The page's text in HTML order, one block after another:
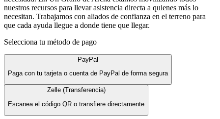
nuestros recursos para llevar asistencia directa a quienes más lo
necesitan. Trabajamos con aliados de confianza en el terreno para
que cada ayuda llegue a donde tiene que llegar.
Selecciona tu método de pago
PayPal
Paga con tu tarjeta o cuenta de PayPal de forma segura
Zelle (Transferencia)
Escanea el código QR o transfiere directamente